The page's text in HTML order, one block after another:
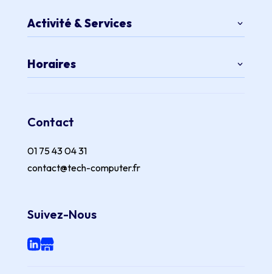
Activité & Services
Horaires
Contact
01 75 43 04 31
contact@tech-computer.fr
Suivez-Nous